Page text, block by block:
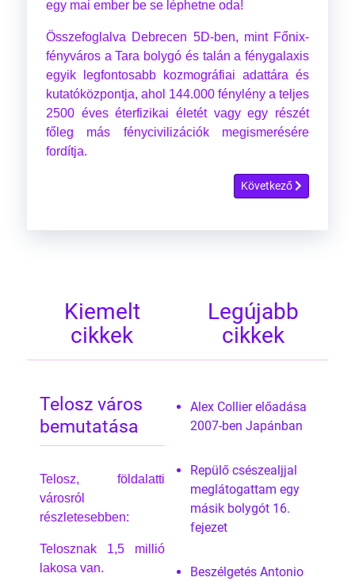
egy mai ember be se léphetne oda!
Összefoglalva Debrecen 5D-ben, mint Főnix-
fényváros a Tara bolygó és talán a fénygalaxis
egyik legfontosabb kozmográfiai adattára és
kutatóközpontja, ahol 144.000 fénylény a teljes
2500 éves éterfizikai életét vagy egy részét
főleg más fénycivilizációk megismerésére
fordítja.
Következő cikk: A felső
Következő
Kiemelt
cikkek
Telosz város
bemutatása
Telosz, földalatti
városról
részletesebben:
Telosznak 1,5 millió
lakosa van.
Legújabb
cikkek
Alex Collier előadása
2007-ben Japánban
Repülő csészealjjal
meglátogattam egy
másik bolygót 16.
fejezet
Beszélgetés Antonio